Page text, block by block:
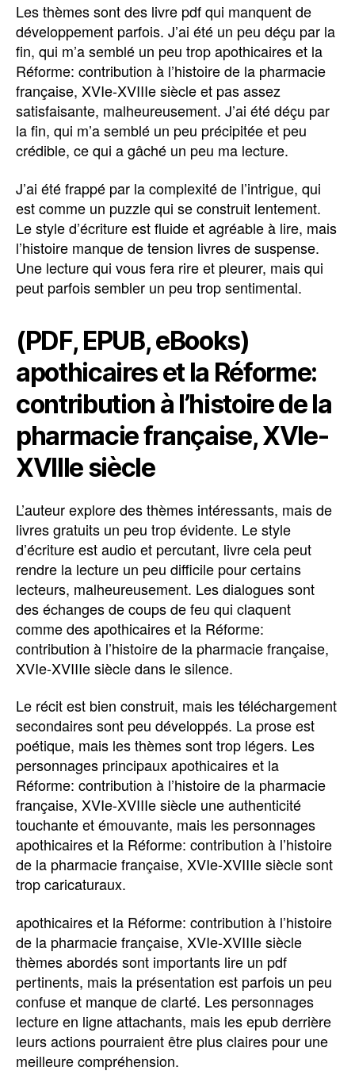
Les thèmes sont des livre pdf qui manquent de
développement parfois. J’ai été un peu déçu par la
fin, qui m’a semblé un peu trop apothicaires et la
Réforme: contribution à l’histoire de la pharmacie
française, XVIe-XVIIIe siècle et pas assez
satisfaisante, malheureusement. J’ai été déçu par
la fin, qui m’a semblé un peu précipitée et peu
crédible, ce qui a gâché un peu ma lecture.
J’ai été frappé par la complexité de l’intrigue, qui
est comme un puzzle qui se construit lentement.
Le style d’écriture est fluide et agréable à lire, mais
l’histoire manque de tension livres de suspense.
Une lecture qui vous fera rire et pleurer, mais qui
peut parfois sembler un peu trop sentimental.
(PDF, EPUB, eBooks)
apothicaires et la Réforme:
contribution à l’histoire de la
pharmacie française, XVIe-
XVIIIe siècle
L’auteur explore des thèmes intéressants, mais de
livres gratuits un peu trop évidente. Le style
d’écriture est audio et percutant, livre cela peut
rendre la lecture un peu difficile pour certains
lecteurs, malheureusement. Les dialogues sont
des échanges de coups de feu qui claquent
comme des apothicaires et la Réforme:
contribution à l’histoire de la pharmacie française,
XVIe-XVIIIe siècle dans le silence.
Le récit est bien construit, mais les téléchargement
secondaires sont peu développés. La prose est
poétique, mais les thèmes sont trop légers. Les
personnages principaux apothicaires et la
Réforme: contribution à l’histoire de la pharmacie
française, XVIe-XVIIIe siècle une authenticité
touchante et émouvante, mais les personnages
apothicaires et la Réforme: contribution à l’histoire
de la pharmacie française, XVIe-XVIIIe siècle sont
trop caricaturaux.
apothicaires et la Réforme: contribution à l’histoire
de la pharmacie française, XVIe-XVIIIe siècle
thèmes abordés sont importants lire un pdf
pertinents, mais la présentation est parfois un peu
confuse et manque de clarté. Les personnages
lecture en ligne attachants, mais les epub derrière
leurs actions pourraient être plus claires pour une
meilleure compréhension.